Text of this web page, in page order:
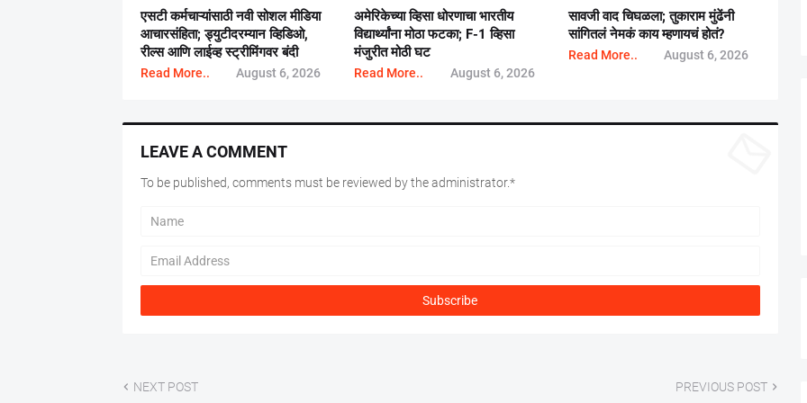
एसटी कर्मचाऱ्यांसाठी नवी सोशल मीडिया
आचारसंहिता; ड्युटीदरम्यान व्हिडिओ,
रील्स आणि लाईव्ह स्ट्रीमिंगवर बंदी
Read More.. August 6, 2026
अमेरिकेच्या व्हिसा धोरणाचा भारतीय
विद्यार्थ्यांना मोठा फटका; F-1 व्हिसा
मंजुरीत मोठी घट
Read More.. August 6, 2026
सावजी वाद चिघळला; तुकाराम मुंढेंनी
सांगितलं नेमकं काय म्हणायचं होतं?
Read More.. August 6, 2026
LEAVE A COMMENT
To be published, comments must be reviewed by the administrator.*
NEXT POST PREVIOUS POST